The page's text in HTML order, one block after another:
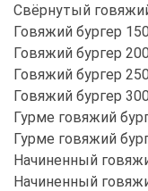
Свёрнутый
Говяжий бургер
Говяжий бургер
Говяжий бургер
Говяжий бургер
Гурме говяжий
Гурме говяжий
Начиненный
Начиненный